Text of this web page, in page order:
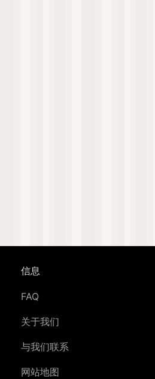
信息
FAQ
关于我们
与我们联系
网站地图